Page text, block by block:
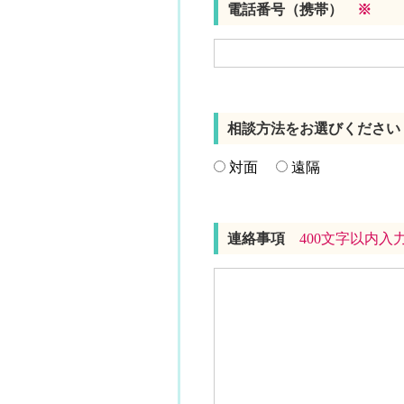
電話番号（携帯） ※
相談方法をお選びくださ
対面 遠隔
連絡事項 400文字以内入